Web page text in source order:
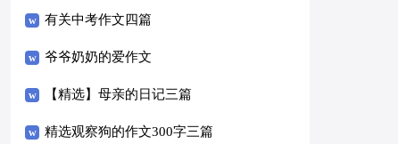
有关中考作文四篇
爷爷奶奶的爱作文
【精选】母亲的日记三篇
精选观察狗的作文300字三篇